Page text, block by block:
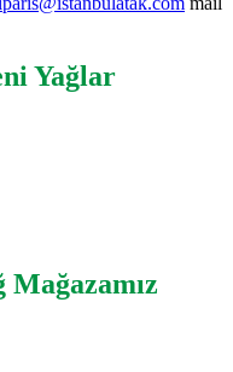
Yağlar